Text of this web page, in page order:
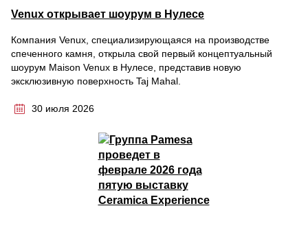
Venux открывает шоурум в Нулесе
Компания Venux, специализирующаяся на производстве
спеченного камня, открыла свой первый концептуальный
шоурум Maison Venux в Нулесе, представив новую
эксклюзивную поверхность Taj Mahal.
30 июля 2026